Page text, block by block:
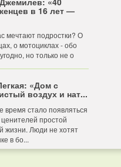
в 16 лет —
мечтают подростки? О
о мотоциклах - обо
но только не о
«Дом с
воздух и нат...
время стало появляться
простой
жизни. Люди не хотят
в бо...